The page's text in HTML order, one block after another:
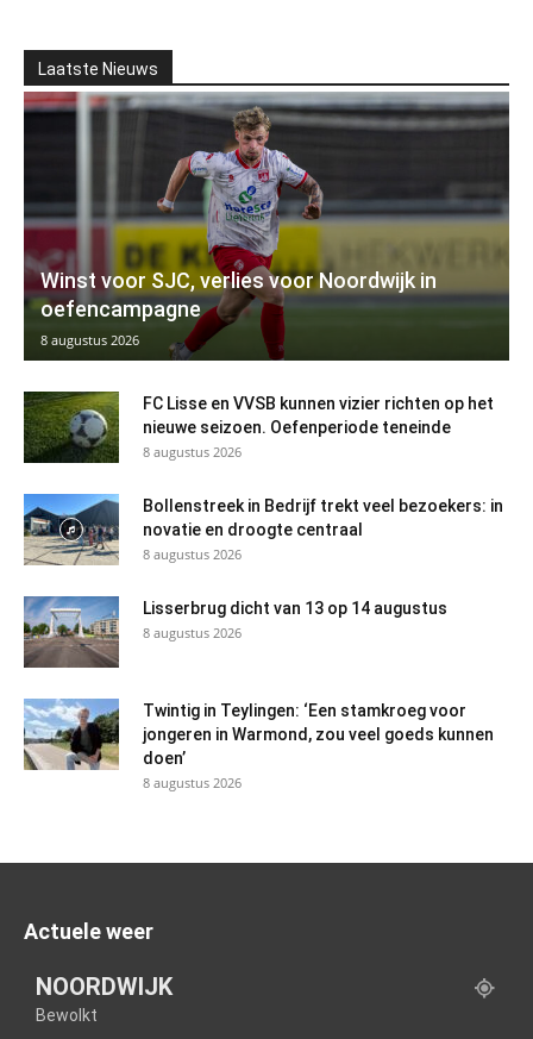
Laatste Nieuws
Winst voor SJC, verlies voor Noordwijk in
oefencampagne
8 augustus 2026
FC Lisse en VVSB kunnen vizier richten op het
nieuwe seizoen. Oefenperiode teneinde
8 augustus 2026
Bollenstreek in Bedrijf trekt veel bezoekers: in
novatie en droogte centraal
8 augustus 2026
Lisserbrug dicht van 13 op 14 augustus
8 augustus 2026
Twintig in Teylingen: ‘Een stamkroeg voor
jongeren in Warmond, zou veel goeds kunnen
doen’
8 augustus 2026
Actuele weer
NOORDWIJK
Bewolkt